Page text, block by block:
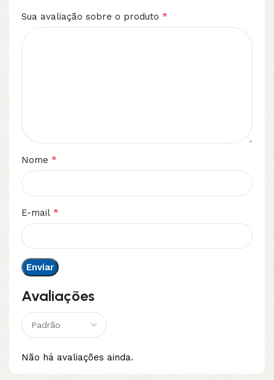
Avaliações
Não há avaliações ainda.
Sua avaliação sobre o produto *
Nome *
E-mail *